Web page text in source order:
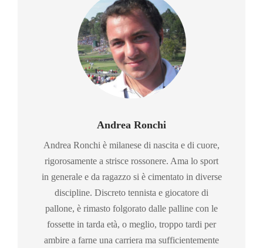
Andrea Ronchi
Andrea Ronchi è milanese di nascita e di cuore,
rigorosamente a strisce rossonere. Ama lo sport
in generale e da ragazzo si è cimentato in diverse
discipline. Discreto tennista e giocatore di
pallone, è rimasto folgorato dalle palline con le
fossette in tarda età, o meglio, troppo tardi per
ambire a farne una carriera ma sufficientemente